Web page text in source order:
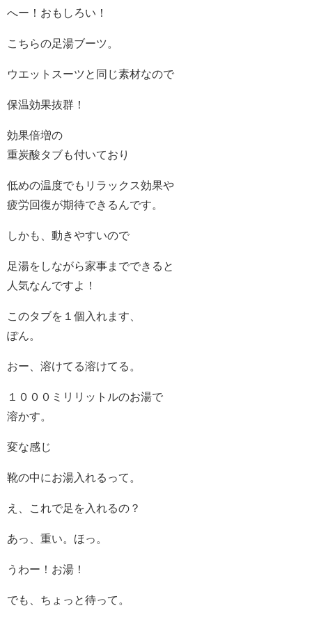
へー！おもしろい！
こちらの足湯ブーツ。
ウエットスーツと同じ素材なので
保温効果抜群！
効果倍増の
重炭酸タブも付いており
低めの温度でもリラックス効果や
疲労回復が期待できるんです。
しかも、動きやすいので
足湯をしながら家事までできると
人気なんですよ！
このタブを１個入れます、
ぽん。
おー、溶けてる溶けてる。
１０００ミリリットルのお湯で
溶かす。
変な感じ
靴の中にお湯入れるって。
え、これで足を入れるの？
あっ、重い。ほっ。
うわー！お湯！
でも、ちょっと待って。